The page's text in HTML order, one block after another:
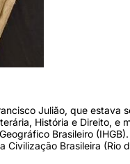
Julião, que estava
História e Direito, e
Brasileiro (IHGB).
Civilização Brasileira (Rio